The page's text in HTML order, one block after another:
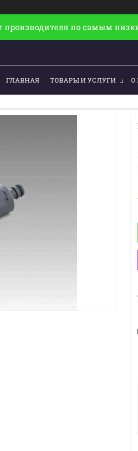
производителя по самым
ГЛАВНАЯ ТОВАРЫ И УСЛУГИ О